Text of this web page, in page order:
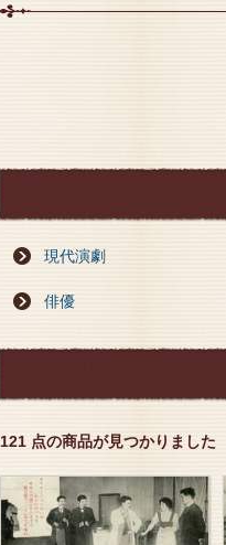
現代演劇
俳優
121 点の商品が見つかりました